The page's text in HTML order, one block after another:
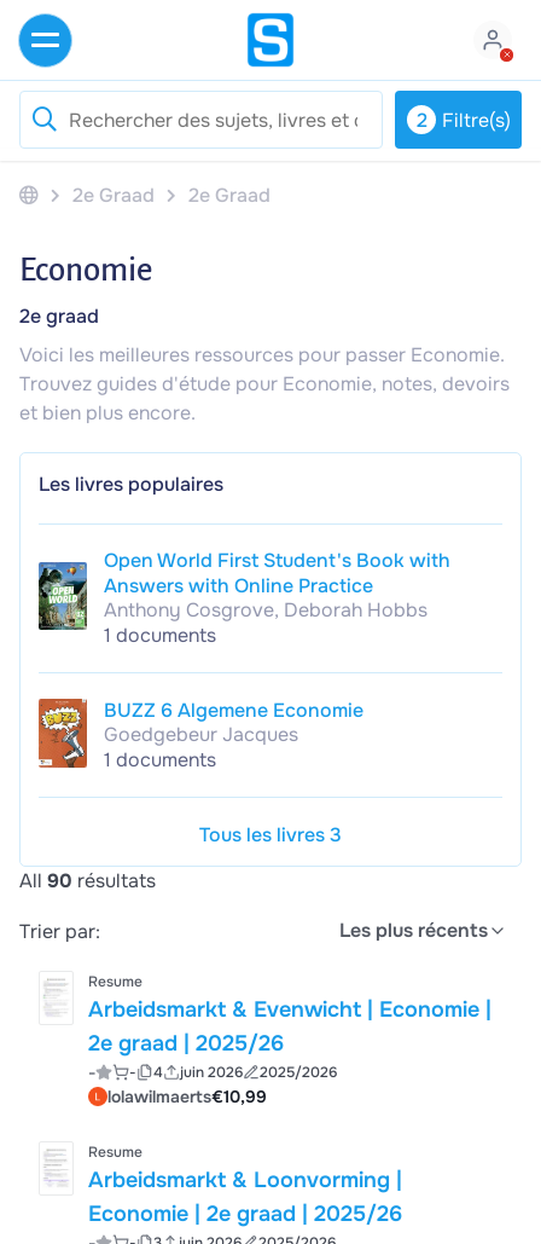
2e Graad 2e Graad
2 Filtre(s)
Economie
2e graad
Voici les meilleures ressources pour passer Economie.
Trouvez guides d'étude pour Economie, notes, devoirs
et bien plus encore.
Les livres populaires
Open World First Student's Book with
Answers with Online Practice
Anthony Cosgrove, Deborah Hobbs
1 documents
BUZZ 6 Algemene Economie
Goedgebeur Jacques
1 documents
Tous les livres 3
All 90 résultats
Trier par:
Les plus récents
Resume
Arbeidsmarkt & Evenwicht | Economie |
2e graad | 2025/26
- - 4 juin 2026 2025/2026
lolawilmaerts€10,99
Resume
Arbeidsmarkt & Loonvorming |
Economie | 2e graad | 2025/26